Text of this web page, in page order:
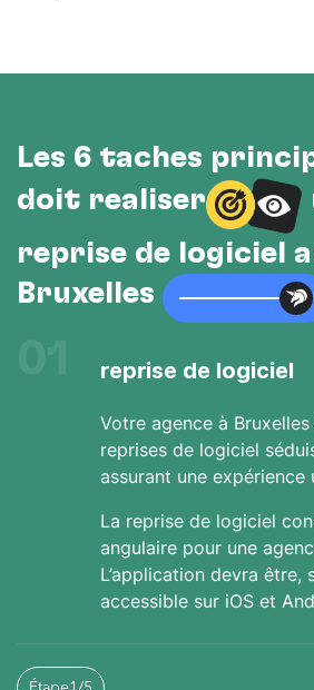
Les 6 tâches
doit réaliser
reprise de logiciel
Bruxelles
reprise de logiciel
Votre agence à
reprises de logiciel
assurant une
La reprise de logiciel
angulaire pour une
L’application devra être,
accessible sur iOS et